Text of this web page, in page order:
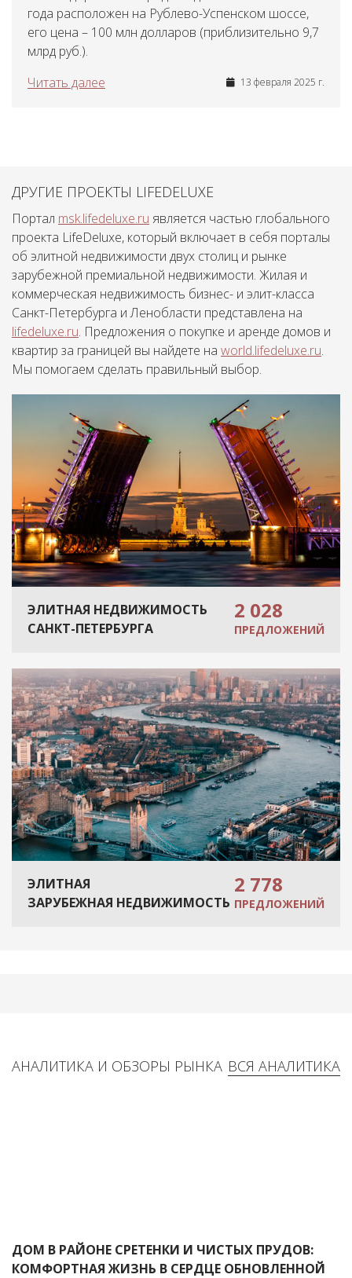
года расположен на Рублево-Успенском шоссе,
его цена – 100 млн долларов (приблизительно 9,7
млрд руб.).
Читать далее
13 февраля 2025 г.
ДРУГИЕ ПРОЕКТЫ LIFEDELUXE
Портал msk.lifedeluxe.ru является частью глобального
проекта LifeDeluxe, который включает в себя порталы
об элитной недвижимости двух столиц и рынке
зарубежной премиальной недвижимости. Жилая и
коммерческая недвижимость бизнес- и элит-класса
Санкт-Петербурга и Ленобласти представлена на
lifedeluxe.ru. Предложения о покупке и аренде домов и
квартир за границей вы найдете на world.lifedeluxe.ru.
Мы помогаем сделать правильный выбор.
ЭЛИТНАЯ НЕДВИЖИМОСТЬ
САНКТ-ПЕТЕРБУРГА
2 028
ПРЕДЛОЖЕНИЙ
ЭЛИТНАЯ
ЗАРУБЕЖНАЯ НЕДВИЖИМОСТЬ
2 778
ПРЕДЛОЖЕНИЙ
ВСЯ АНАЛИТИКА
АНАЛИТИКА И ОБЗОРЫ РЫНКА
ДОМ В РАЙОНЕ СРЕТЕНКИ И ЧИСТЫХ ПРУДОВ:
КОМФОРТНАЯ ЖИЗНЬ В СЕРДЦЕ ОБНОВЛЕННОЙ